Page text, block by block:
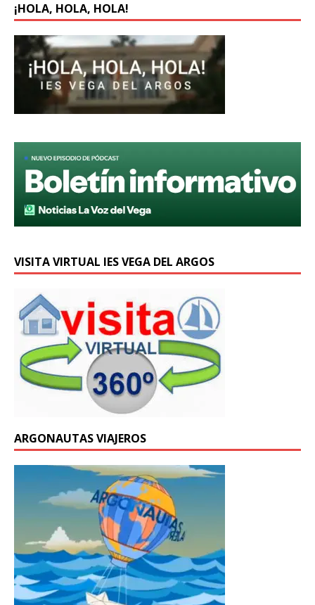
¡HOLA, HOLA, HOLA!
VISITA VIRTUAL IES VEGA DEL ARGOS
ARGONAUTAS VIAJEROS